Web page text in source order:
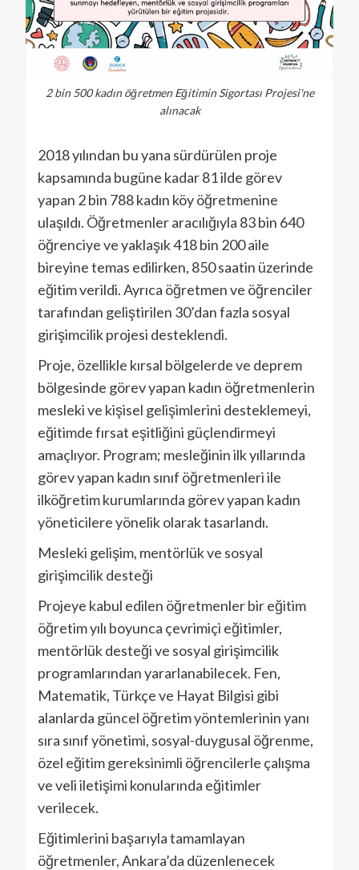
2 bin 500 kadın öğretmen Eğitimin Sigortası Projesi'ne
alınacak
2018 yılından bu yana sürdürülen proje
kapsamında bugüne kadar 81 ilde görev
yapan 2 bin 788 kadın köy öğretmenine
ulaşıldı. Öğretmenler aracılığıyla 83 bin 640
öğrenciye ve yaklaşık 418 bin 200 aile
bireyine temas edilirken, 850 saatin üzerinde
eğitim verildi. Ayrıca öğretmen ve öğrenciler
tarafından geliştirilen 30’dan fazla sosyal
girişimcilik projesi desteklendi.
Proje, özellikle kırsal bölgelerde ve deprem
bölgesinde görev yapan kadın öğretmenlerin
mesleki ve kişisel gelişimlerini desteklemeyi,
eğitimde fırsat eşitliğini güçlendirmeyi
amaçlıyor. Program; mesleğinin ilk yıllarında
görev yapan kadın sınıf öğretmenleri ile
ilköğretim kurumlarında görev yapan kadın
yöneticilere yönelik olarak tasarlandı.
Mesleki gelişim, mentörlük ve sosyal
girişimcilik desteği
Projeye kabul edilen öğretmenler bir eğitim
öğretim yılı boyunca çevrimiçi eğitimler,
mentörlük desteği ve sosyal girişimcilik
programlarından yararlanabilecek. Fen,
Matematik, Türkçe ve Hayat Bilgisi gibi
alanlarda güncel öğretim yöntemlerinin yanı
sıra sınıf yönetimi, sosyal-duygusal öğrenme,
özel eğitim gereksinimli öğrencilerle çalışma
ve veli iletişimi konularında eğitimler
verilecek.
Eğitimlerini başarıyla tamamlayan
öğretmenler, Ankara’da düzenlenecek